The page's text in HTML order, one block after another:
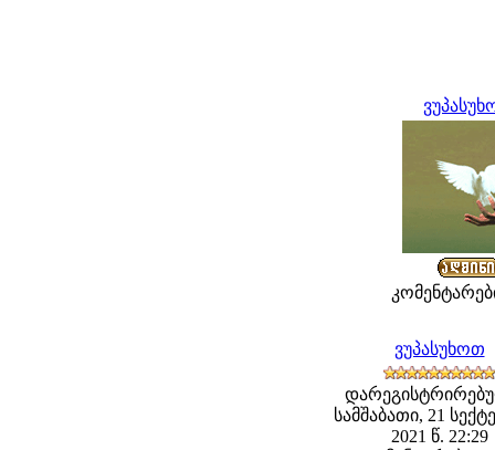
ვუპასუხოთ
სამშაბათი, 21
2021 წ. 22:29